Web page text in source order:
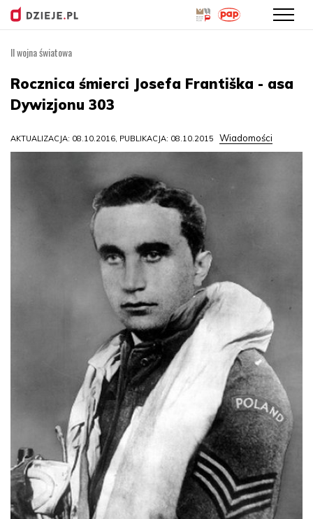
treści
II wojna światowa
Rocznica śmierci Josefa Františka - asa
Dywizjonu 303
AKTUALIZACJA: 08.10.2016, PUBLIKACJA: 08.10.2015 Wiadomości